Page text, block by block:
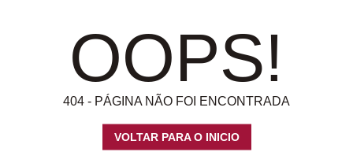
OOPS!
404 - PÁGINA NÃO FOI ENCONTRADA
VOLTAR PARA O INICIO